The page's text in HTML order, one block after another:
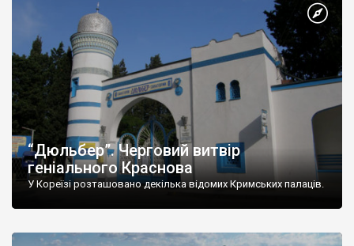
“Дюльбер”. Черговий витвір
геніального Краснова
У Кореїзі розташовано декілька відомих Кримських палаців.